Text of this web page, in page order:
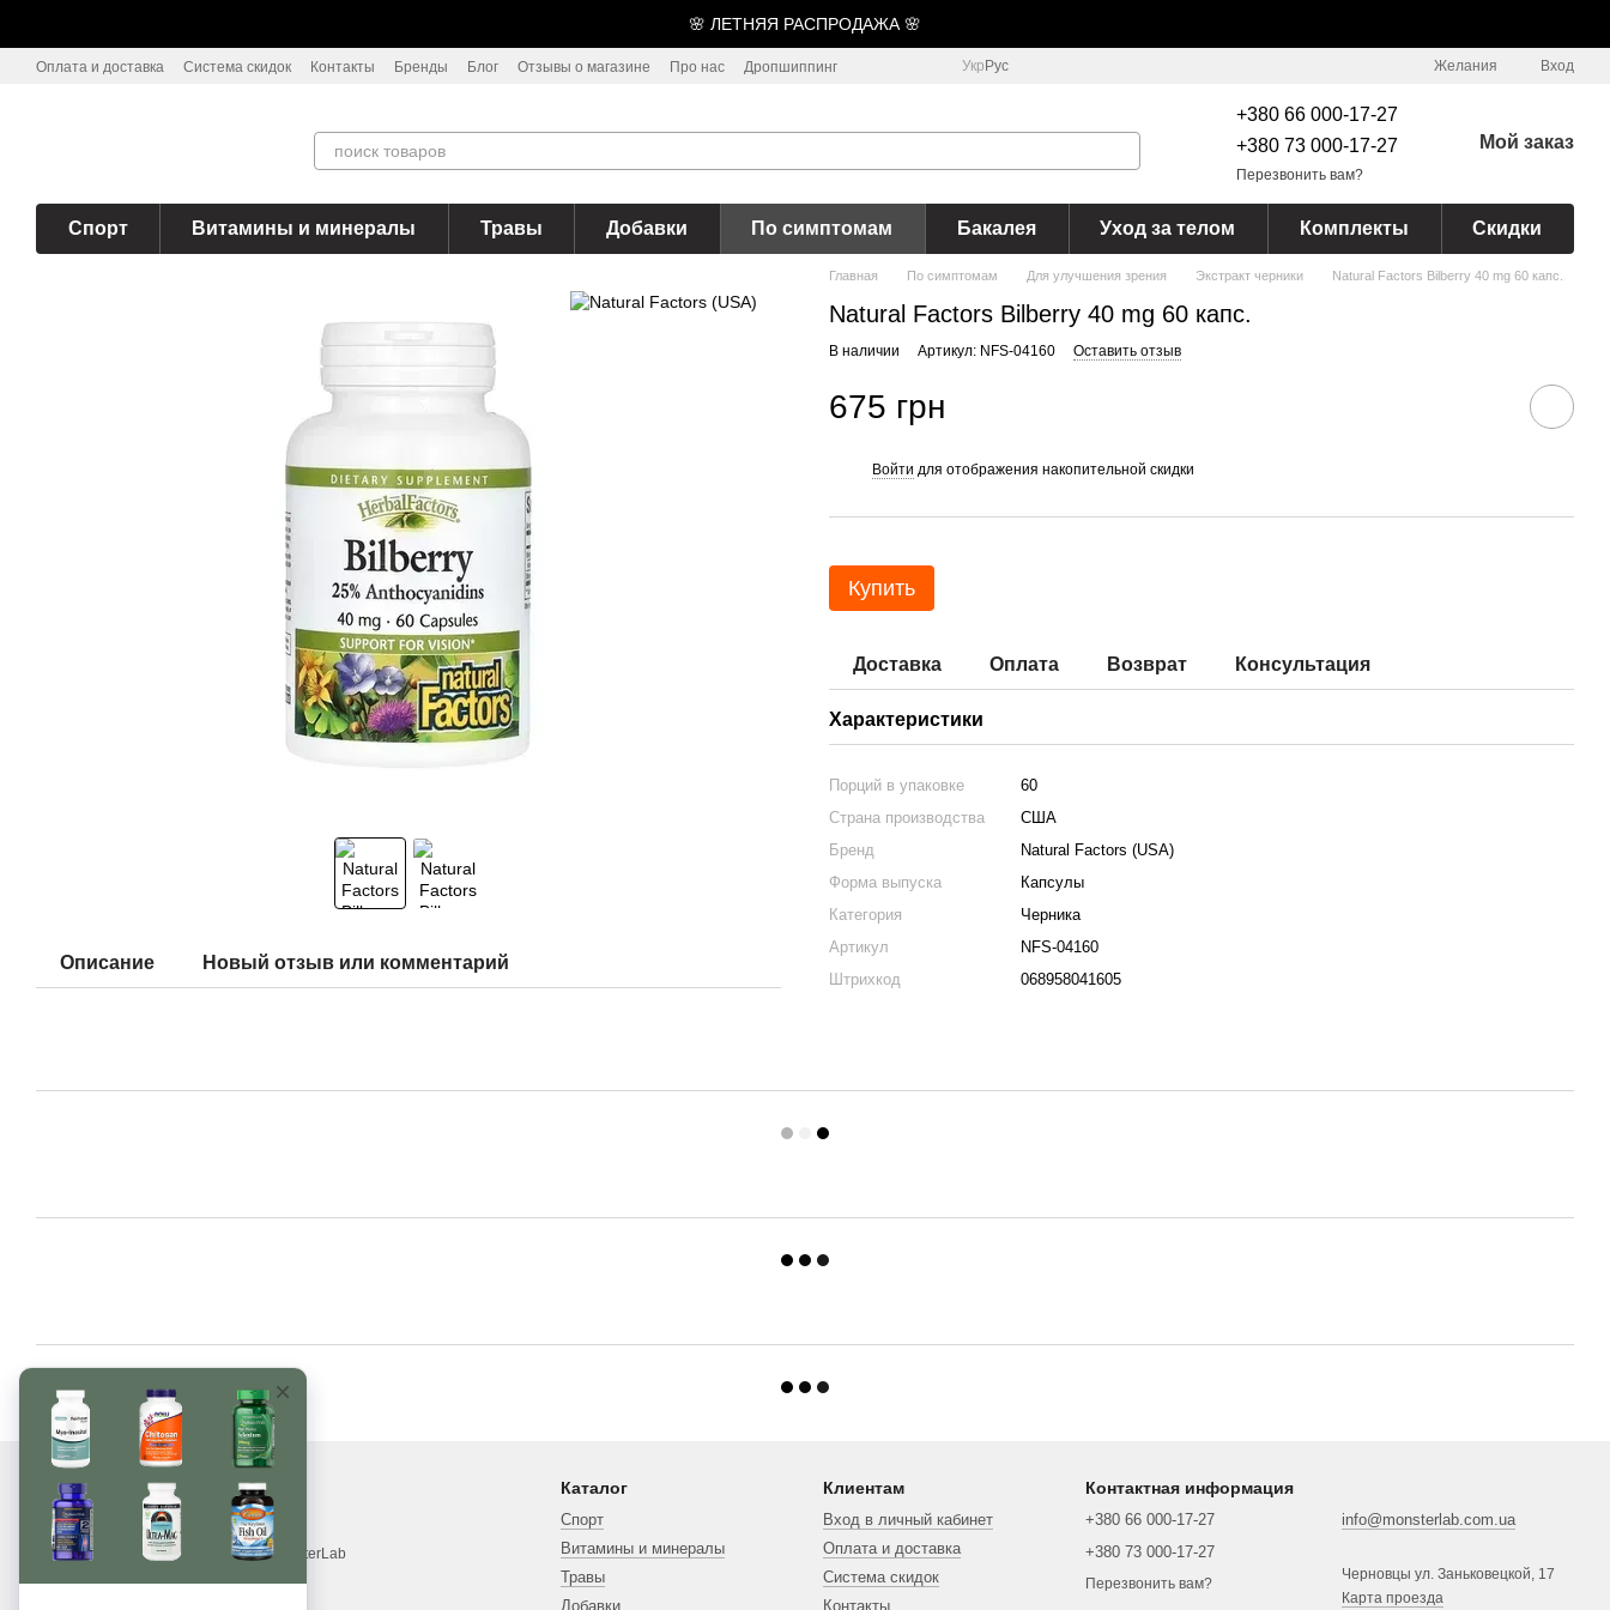
🌸 ЛЕТНЯЯ РАСПРОДАЖА 🌸
Оплата и доставка Система скидок Контакты Бренды Блог Отзывы о магазине Про нас Дропшиппинг Укр Рус Желания Вход
+380 66 000-17-27
+380 73 000-17-27
Перезвонить вам?
Мой заказ
Спорт Витамины и минералы Травы Добавки По симптомам Бакалея Уход за телом Комплекты Скидки
Описание Новый отзыв или комментарий
Главная По симптомам Для улучшения зрения Экстракт черники Natural Factors Bilberry 40 mg 60 капс.
Natural Factors Bilberry 40 mg 60 капс.
В наличии Артикул: NFS-04160 Оставить отзыв
675 грн
Войти для отображения накопительной скидки
Купить
Доставка Оплата Возврат Консультация
Характеристики
Порций в упаковке
60
Страна производства
США
Бренд
Natural Factors (USA)
Форма выпуска
Капсулы
Категория
Черника
Артикул
NFS-04160
Штрихкод
068958041605
© 2017—2026
Витамины, БАДы, добавки, травы MonsterLab
Каталог
Спорт
Витамины и минералы
Травы
Добавки
Клиентам
Вход в личный кабинет
Оплата и доставка
Система скидок
Контакты
Контактная информация
+380 66 000-17-27
+380 73 000-17-27
Перезвонить вам?
info@monsterlab.com.ua
Черновцы ул. Заньковецкой, 17
Карта проезда